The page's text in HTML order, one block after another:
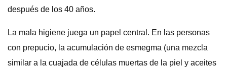
después de los 40 años.
La mala higiene juega un papel central. En las personas
con prepucio, la acumulación de esmegma (una mezcla
similar a la cuajada de células muertas de la piel y aceites